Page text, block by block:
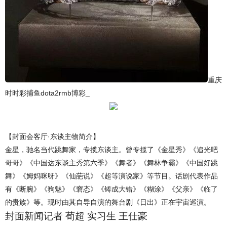
重庆
时时彩捕鱼dota2rmb博彩_
【封面会客厅·东谈主物简介】
金星，驰名当代跳舞家，专揽东谈主。曾专揽了《金星秀》《追光吧
哥哥》《中国达东谈主秀第六季》《舞者》《舞林争霸》《中国好跳
舞》《姆妈咪呀》《仙葩说》《超等演说家》等节目。话剧代表作品
有《断腕》《狗魅》《窘态》《铸成大错》《糊涂》《父亲》《临了
的贵族》等。现时由其自导自演的舞台剧《日出》正在宇宙巡演。
封面新闻记者 荀超 实习生 王仕豪